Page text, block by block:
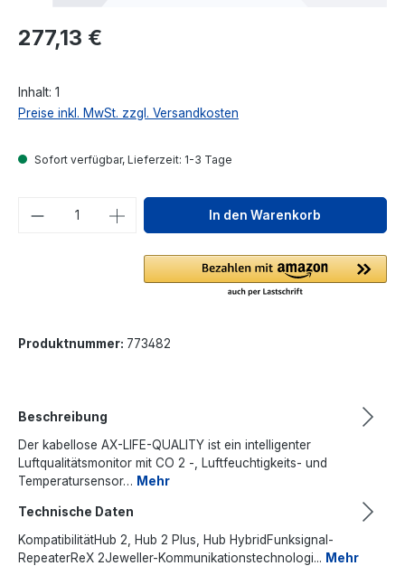
Regulärer Preis:
277,13 €
Inhalt: 1
Preise inkl. MwSt. zzgl. Versandkosten
Sofort verfügbar, Lieferzeit: 1-3 Tage
Produkt Anzahl: Gib denIn den Warenkorb
Produktnummer: 773482
Beschreibung
Der kabellose AX-LIFE-QUALITY ist ein intelligenter
Luftqualitätsmonitor mit CO 2 -, Luftfeuchtigkeits- und
Temperatursensor… Mehr
Technische Daten
KompatibilitätHub 2, Hub 2 Plus, Hub HybridFunksignal-
RepeaterReX 2Jeweller-Kommunikationstechnologi... Mehr